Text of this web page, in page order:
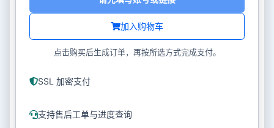
加入购物车
点击购买后生成订单，再按所选方式完成支付。
SSL 加密支付
支持售后工单与进度查询